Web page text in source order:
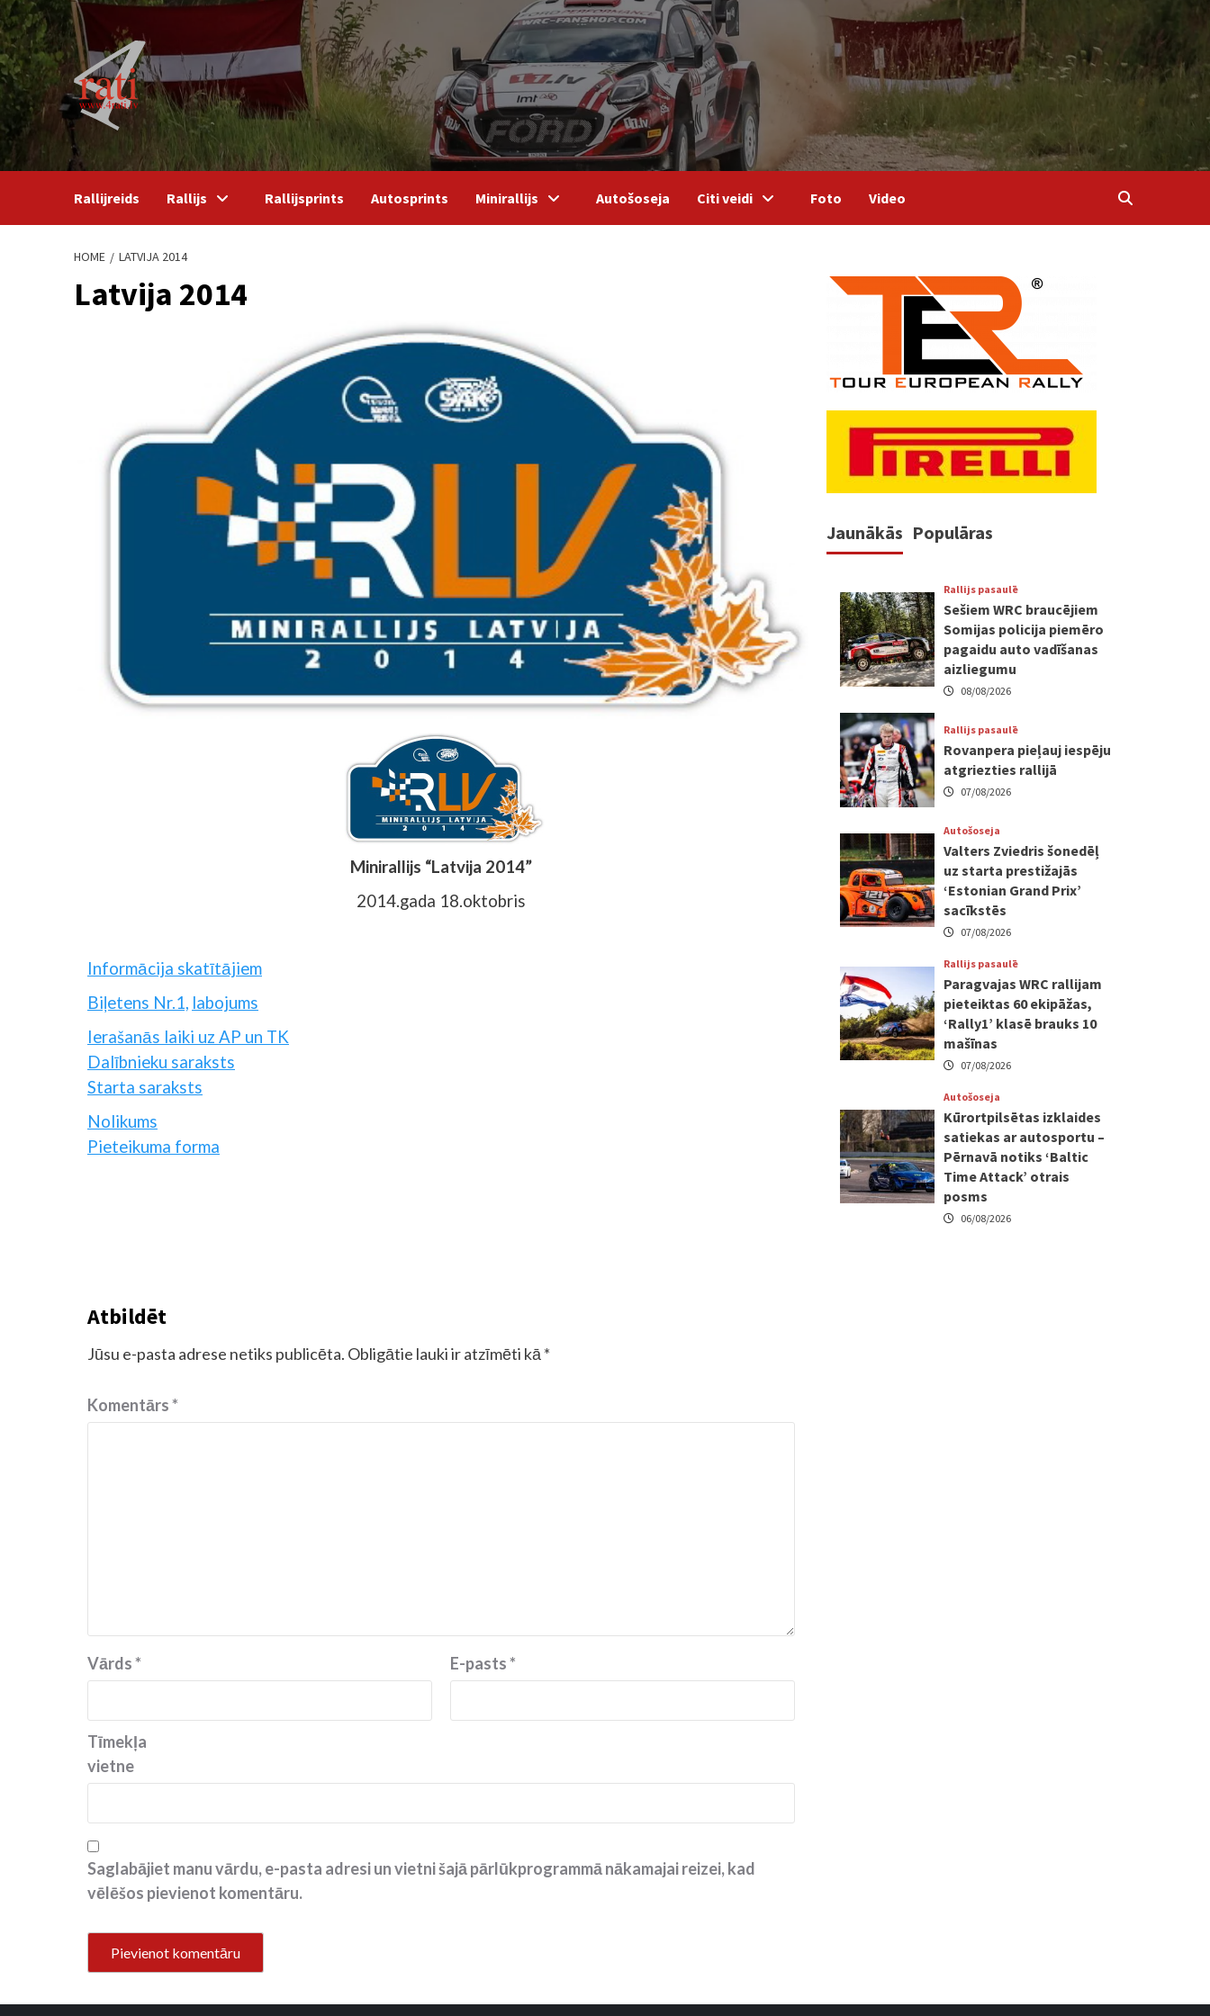
Skip
to
content
Rallijreids Rallijs Rallijsprints Autosprints Minirallijs Autošoseja Citi veidi Foto Video
HOME LATVIJA 2014
Latvija 2014
Minirallijs “Latvija 2014”
2014.gada 18.oktobris
Informācija skatītājiem
Biļetens Nr.1, labojums
Ierašanās laiki uz AP un TK
Dalībnieku saraksts
Starta saraksts
Nolikums
Pieteikuma forma
Atbildēt
Jūsu e-pasta adrese netiks publicēta. Obligātie lauki ir atzīmēti kā*
Komentārs*
Vārds* E-pasts*
Tīmekļa
vietne
Saglabājiet manu vārdu, e-pasta adresi un vietni šajā pārlūkprogrammā nākamajai reizei, kad
vēlēšos pievienot komentāru.
Jaunākās Populāras
Rallijs pasaulē
Sešiem WRC braucējiem
Somijas policija piemēro
pagaidu auto vadīšanas
aizliegumu
08/08/2026
Rallijs pasaulē
Rovanpera pieļauj iespēju
atgriezties rallijā
07/08/2026
Autošoseja
Valters Zviedris šonedēļ
uz starta prestižajās
‘Estonian Grand Prix’
sacīkstēs
07/08/2026
Rallijs pasaulē
Paragvajas WRC rallijam
pieteiktas 60 ekipāžas,
‘Rally1’ klasē brauks 10
mašīnas
07/08/2026
Autošoseja
Kūrortpilsētas izklaides
satiekas ar autosportu –
Pērnavā notiks ‘Baltic
Time Attack’ otrais
posms
06/08/2026